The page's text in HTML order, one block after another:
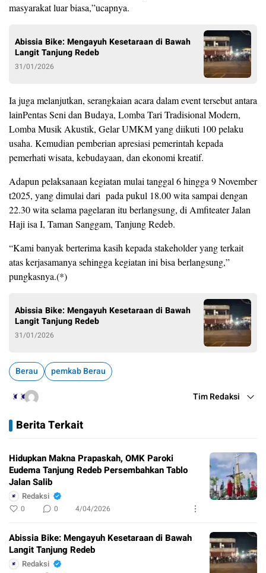
masyarakat luar biasa,”ucapnya.
Abissia Bike: Mengayuh Kesetaraan di Bawah
Langit Tanjung Redeb
31/01/2026
Ia juga melanjutkan, serangkaian acara dalam event tersebut antara
lainPentas Seni dan Budaya, Lomba Tari Tradisional Modern,
Lomba Musik Akustik, Gelar UMKM yang diikuti 100 pelaku
usaha. Kemudian pemberian apresiasi pemerintah kepada
pemerhati wisata, kebudayaan, dan ekonomi kreatif.
Adapun pelaksanaan kegiatan mulai tanggal 6 hingga 9 November
t2025, yang dimulai dari pada pukul 18.00 wita sampai dengan
22.30 wita selama pagelaran itu berlangsung, di Amfiteater Jalan
Haji isa I, Taman Sanggam, Tanjung Redeb.
“Kami banyak berterima kasih kepada stakeholder yang terkait
atas kerjasamanya sehingga kegiatan ini bisa berlangsung,”
pungkasnya.(*)
Abissia Bike: Mengayuh Kesetaraan di Bawah
Langit Tanjung Redeb
31/01/2026
Berau pemkab Berau
Tim Redaksi
Berita Terkait
Hidupkan Makna Prapaskah, OMK Paroki
Eudema Tanjung Redeb Persembahkan Tablo
Jalan Salib
Redaksi
0 0 4/04/2026
Abissia Bike: Mengayuh Kesetaraan di Bawah
Langit Tanjung Redeb
Redaksi